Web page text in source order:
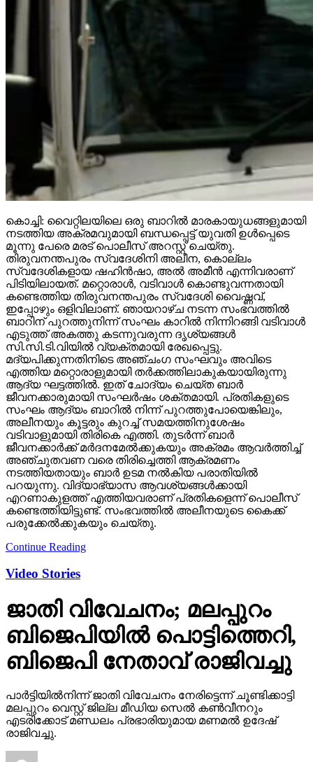
കൊച്ചി: വൈറ്റിലയിലെ ഒരു ബാറില്‍ മാരകായുധങ്ങളുമായി
നടത്തിയ അക്രമവുമായി ബന്ധപ്പെട്ട് യുവതി ഉള്‍പ്പെടെ
മൂന്നു പേരെ മരട് പൊലീസ് അറസ്റ്റ് ചെയ്തു.
തിരുവനന്തപുരം സ്വദേശിനി അലീന, കൊല്ലം
സ്വദേശികളായ ഷഹിന്‍ഷാ, അല്‍ അമീന്‍ എന്നിവരാണ്
പിടിയിലായത്. മറ്റൊരാള്‍, വടിവാള്‍ കൊണ്ടുവന്നതായി
കണ്ടെത്തിയ തിരുവനന്തപുരം സ്വദേശി വൈഷ്ണവ്,
ഇപ്പോഴും ഒളിവിലാണ്. ഞായറാഴ്ച നടന്ന സംഭവത്തില്‍
ബാറിന് പുറത്തുനിന്ന് സംഘം കാറില്‍ നിന്നിറങ്ങി വടിവാള്‍
എടുത്ത് അകത്തു കടന്നുവരുന്ന ദൃശ്യങ്ങള്‍
സി.സി.ടി.വിയില്‍ വ്യക്തമായി രേഖപ്പെട്ടു.
മദ്യപിക്കുന്നതിനിടെ അഞ്ചംഗ സംഘവും അവിടെ
എത്തിയ മറ്റൊരാളുമായി തര്‍ക്കത്തിലാകുകയായിരുന്നു
ആദ്യ ഘട്ടത്തില്‍. ഇത് ചോദ്യം ചെയ്ത ബാര്‍
ജീവനക്കാരുമായി സംഘര്‍ഷം ശക്തമായി. പ്രതികളുടെ
സംഘം ആദ്യം ബാറില്‍ നിന്ന് പുറത്തുപോയെങ്കിലും,
അലീനയും കൂട്ടരും കുറച്ച് സമയത്തിനുശേഷം
വടിവാളുമായി തിരികെ എത്തി. തുടര്‍ന്ന് ബാര്‍
ജീവനക്കാര്‍ക്ക് മര്‍ദനമേല്‍ക്കുകയും അക്രമം ആവര്‍ത്തിച്ച്
അഞ്ചുതവണ വരെ തിരിച്ചെത്തി ആക്രമണം
നടത്തിയതായും ബാര്‍ ഉടമ നല്‍കിയ പരാതിയില്‍
പറയുന്നു. വിദ്യാഭ്യാസ ആവശ്യങ്ങള്‍ക്കായി
എറണാകുളത്ത് എത്തിയവരാണ് പ്രതികളെന്ന് പൊലീസ്
കണ്ടെത്തിയിട്ടുണ്ട്. സംഭവത്തില്‍ അലീനയുടെ കൈക്ക്
പരുക്കേല്‍ക്കുകയും ചെയ്തു.
Continue Reading
Video Stories
ജാതി വിവേചനം; മലപ്പുറം
ബിജെപിയില്‍ പൊട്ടിത്തെറി,
ബിജെപി നേതാവ് രാജിവച്ചു
പാര്‍ട്ടിയില്‍നിന്ന് ജാതി വിവേചനം നേരിട്ടെന്ന് ചൂണ്ടിക്കാട്ടി
മലപ്പുറം വെസ്റ്റ് ജില്ല മീഡിയ സെല്‍ കണ്‍വീനറും
എടരിക്കോട് മണ്ഡലം പ്രഭാരിയുമായ മണമല്‍ ഉദേഷ്
രാജിവച്ചു.